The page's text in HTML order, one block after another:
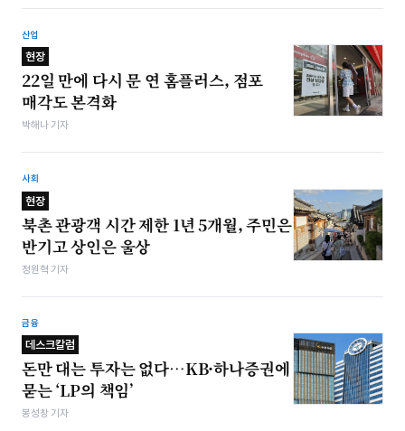
산업
현장
22일 만에 다시 문 연 홈플러스, 점포
매각도 본격화
박해나 기자
사회
현장
북촌 관광객 시간 제한 1년 5개월, 주민은
반기고 상인은 울상
정원혁 기자
금융
데스크칼럼
돈만 대는 투자는 없다…KB·하나증권에
묻는 ‘LP의 책임’
봉성창 기자